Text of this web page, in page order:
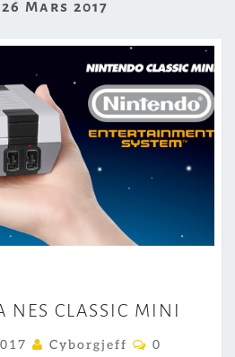
26 Mars 2017
’
A
NES CLASSIC MINI
Cyborgjeff
C
0